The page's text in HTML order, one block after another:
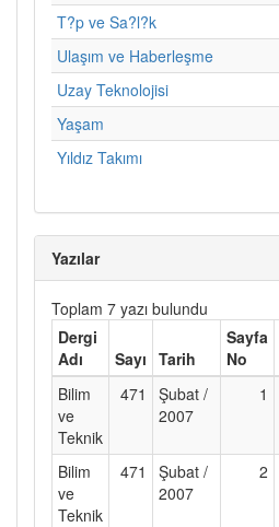
T?p ve Sa?l?k
Ulaşım ve Haberleşme
Uzay Teknolojisi
Yaşam
Yıldız Takımı
Yazılar
Toplam 7 yazı bulundu
Dergi
Adı
Sayı Tarih
Sayfa
No
Bilim
ve
Teknik
471
Şubat /
2007
1
Bilim
ve
Teknik
471
Şubat /
2007
2